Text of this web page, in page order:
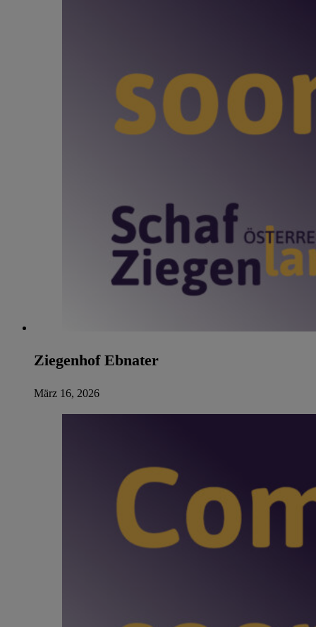
Ziegenhof Ebnater
März 16, 2026